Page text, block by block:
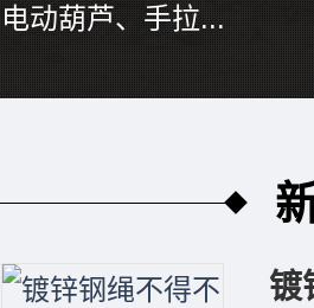
电动葫芦、手拉...
镀